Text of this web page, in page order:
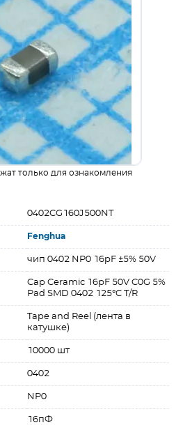
только для ознакомления
0402CG160J500NT
Fenghua
чип 0402 NP0 16pF ±5% 50V
Cap Ceramic 16pF 50V C0G 5%
Pad SMD 0402 125°C T/R
Tape and Reel (лента в
катушке)
10000 шт
0402
NP0
16пФ